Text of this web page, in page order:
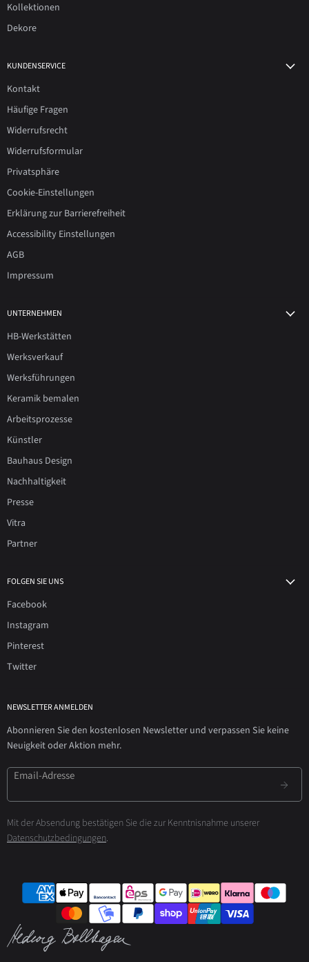
Kollektionen
Dekore
KUNDENSERVICE
Kontakt
Häufige Fragen
Widerrufsrecht
Widerrufsformular
Privatsphäre
Cookie-Einstellungen
Erklärung zur Barrierefreiheit
Accessibility Einstellungen
AGB
Impressum
UNTERNEHMEN
HB-Werkstätten
Werksverkauf
Werksführungen
Keramik bemalen
Arbeitsprozesse
Künstler
Bauhaus Design
Nachhaltigkeit
Presse
Vitra
Partner
FOLGEN SIE UNS
Facebook
Instagram
Pinterest
Twitter
NEWSLETTER ANMELDEN
Abonnieren Sie den kostenlosen Newsletter und verpassen Sie keine
Neuigkeit oder Aktion mehr.
Email-Adresse
Mit der Absendung bestätigen Sie die zur Kenntnisnahme unserer
Datenschutzbedingungen.